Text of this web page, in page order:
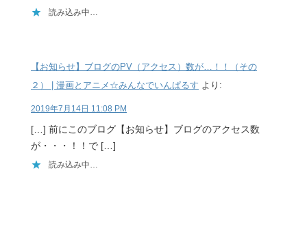
読み込み中…
【お知らせ】ブログのPV（アクセス）数が…！！（その
２） | 漫画とアニメ☆みんなでいんぱるす より:
2019年7月14日 11:08 PM
[…] 前にこのブログ【お知らせ】ブログのアクセス数
が・・・！！で […]
読み込み中…